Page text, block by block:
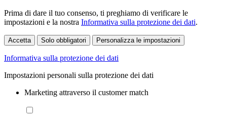
Prima di dare il tuo consenso, ti preghiamo di verificare le
impostazioni e la nostra Informativa sulla protezione dei dati.
Accetta Solo obbligatori Personalizza le impostazioni
Informativa sulla protezione dei dati
Impostazioni personali sulla protezione dei dati
Marketing attraverso il customer match